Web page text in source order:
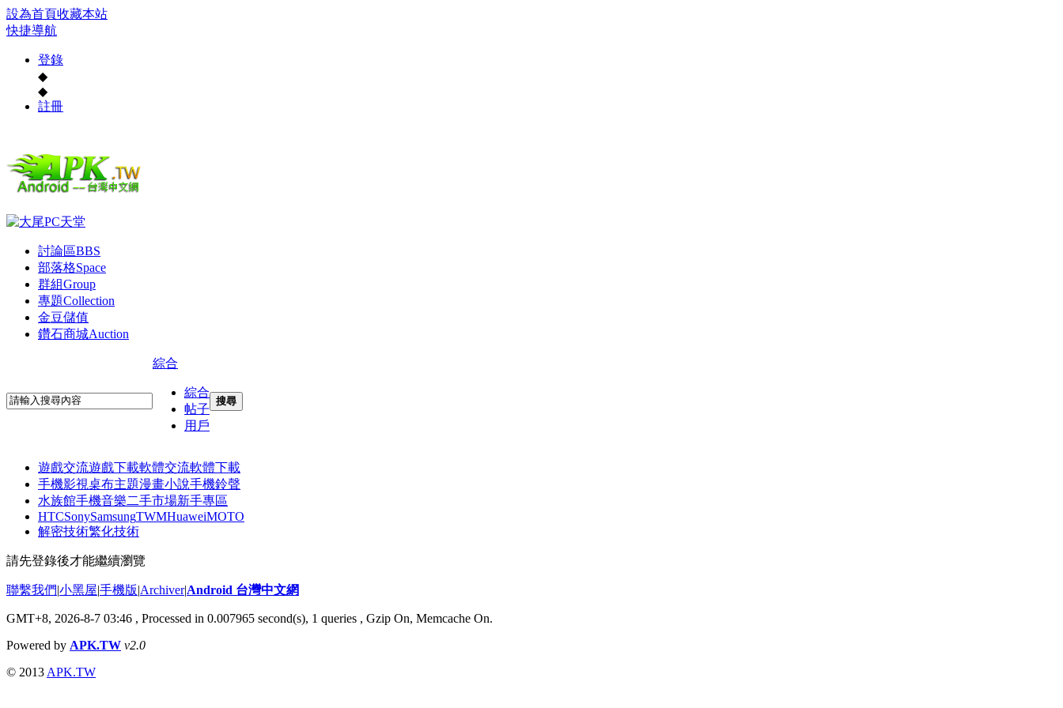
設為首頁收藏本站
快捷導航
登錄
◆
◆
註冊
討論區BBS
部落格Space
群組Group
專題Collection
金豆儲值
鑽石商城Auction
綜合
綜合
帖子
用戶
搜尋
遊戲交流遊戲下載軟體交流軟體下載
手機影視桌布主題漫畫小說手機鈴聲
水族館手機音樂二手市場新手專區
HTCSonySamsungTWMHuaweiMOTO
解密技術繁化技術
請先登錄後才能繼續瀏覽
聯繫我們|小黑屋|手機版|Archiver|Android 台灣中文網
GMT+8, 2026-8-7 03:46 , Processed in 0.007965 second(s), 1 queries , Gzip On, Memcache On.
Powered by APK.TW v2.0
© 2013 APK.TW